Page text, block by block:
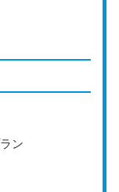
ンのサポート
月目を無料で
務は設けられ
から検討でき
ン